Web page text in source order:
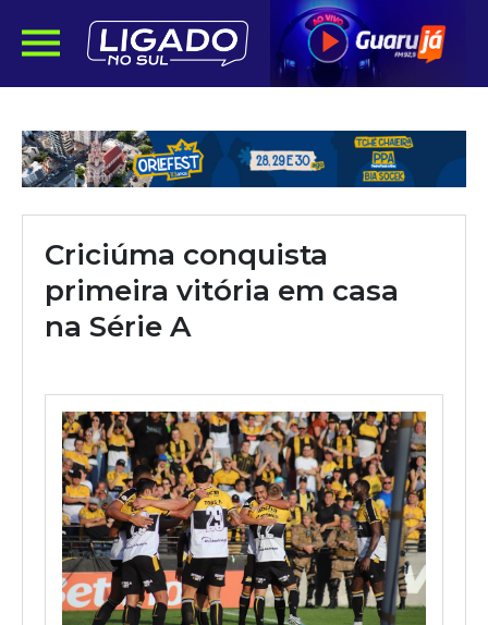
Criciúma conquista
primeira vitória em casa
na Série A